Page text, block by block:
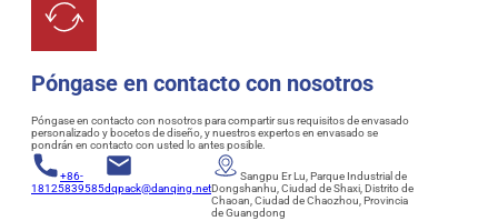
Póngase en contacto con nosotros
Póngase en contacto con nosotros para compartir sus requisitos de envasado
personalizado y bocetos de diseño, y nuestros expertos en envasado se
pondrán en contacto con usted lo antes posible.
+86-
18125839585dqpack@danqing.net
Sangpu Er Lu, Parque Industrial de
Dongshanhu, Ciudad de Shaxi, Distrito de
Chaoan, Ciudad de Chaozhou, Provincia
de Guangdong